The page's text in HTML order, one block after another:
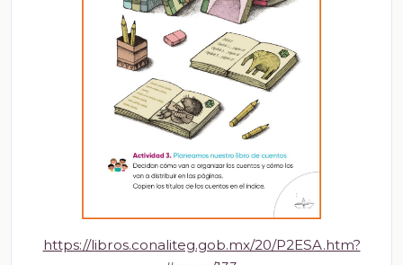
https://libros.conaliteg.gob.mx/20/P2ESA.htm?